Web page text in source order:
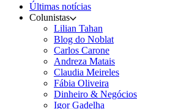
Últimas notícias
Colunistas
Lilian Tahan
Blog do Noblat
Carlos Carone
Andreza Matais
Claudia Meireles
Fábia Oliveira
Dinheiro & Negócios
Igor Gadelha